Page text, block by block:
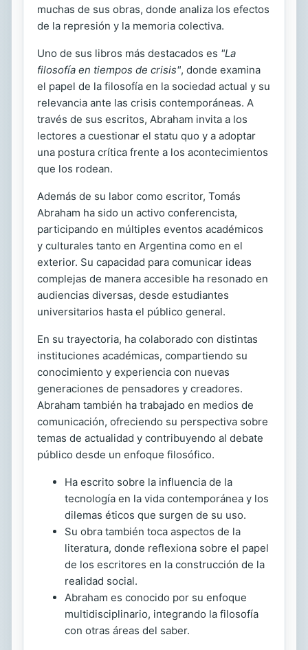
muchas de sus obras, donde analiza los efectos
de la represión y la memoria colectiva.
Uno de sus libros más destacados es "La
filosofía en tiempos de crisis", donde examina
el papel de la filosofía en la sociedad actual y su
relevancia ante las crisis contemporáneas. A
través de sus escritos, Abraham invita a los
lectores a cuestionar el statu quo y a adoptar
una postura crítica frente a los acontecimientos
que los rodean.
Además de su labor como escritor, Tomás
Abraham ha sido un activo conferencista,
participando en múltiples eventos académicos
y culturales tanto en Argentina como en el
exterior. Su capacidad para comunicar ideas
complejas de manera accesible ha resonado en
audiencias diversas, desde estudiantes
universitarios hasta el público general.
En su trayectoria, ha colaborado con distintas
instituciones académicas, compartiendo su
conocimiento y experiencia con nuevas
generaciones de pensadores y creadores.
Abraham también ha trabajado en medios de
comunicación, ofreciendo su perspectiva sobre
temas de actualidad y contribuyendo al debate
público desde un enfoque filosófico.
Ha escrito sobre la influencia de la
tecnología en la vida contemporánea y los
dilemas éticos que surgen de su uso.
Su obra también toca aspectos de la
literatura, donde reflexiona sobre el papel
de los escritores en la construcción de la
realidad social.
Abraham es conocido por su enfoque
multidisciplinario, integrando la filosofía
con otras áreas del saber.